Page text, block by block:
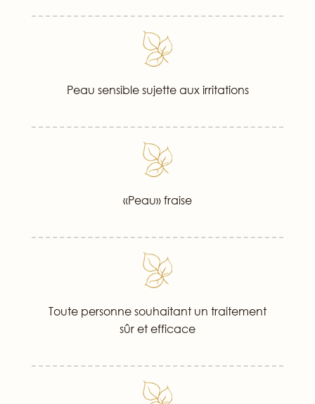
Peau sensible sujette aux irritations
«Peau» fraise
Toute personne souhaitant un traitement
sûr et efficace